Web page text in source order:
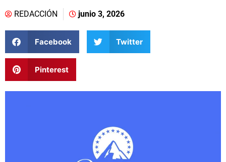
REDACCIÓN junio 3, 2026
Facebook Twitter
Pinterest